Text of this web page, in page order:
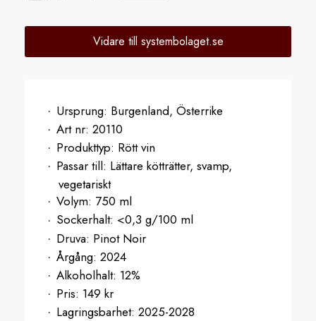
Vidare till systembolaget.se
Ursprung: Burgenland, Österrike
Art nr: 20110
Produkttyp: Rött vin
Passar till: Lättare kötträtter, svamp,
vegetariskt
Volym: 750 ml
Sockerhalt: <0,3 g/100 ml
Druva: Pinot Noir
Årgång: 2024
Alkoholhalt: 12%
Pris: 149 kr
Lagringsbarhet: 2025-2028